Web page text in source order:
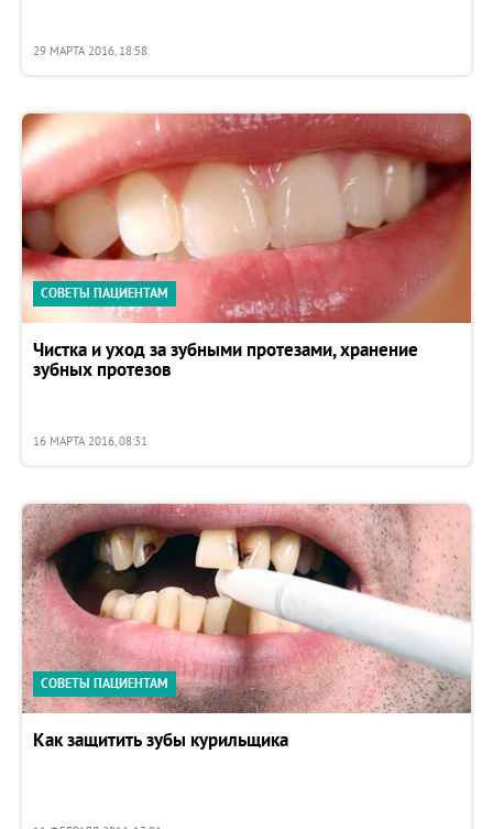
29 МАРТА 2016, 18:58
СОВЕТЫ ПАЦИЕНТАМ
Чистка и уход за зубными протезами, хранение
зубных протезов
16 МАРТА 2016, 08:31
СОВЕТЫ ПАЦИЕНТАМ
Как защитить зубы курильщика